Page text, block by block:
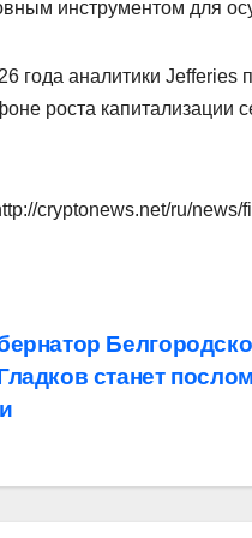
инструментом для
года аналитики Jefferies
роста капитализации
cryptonews.net/ru/
станет